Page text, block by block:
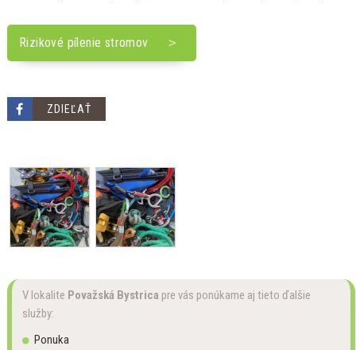
Rizikové pílenie stromov
ZDIEĽAŤ
V lokalite Považská Bystrica pre vás ponúkame aj tieto ďalšie
služby:
Ponuka